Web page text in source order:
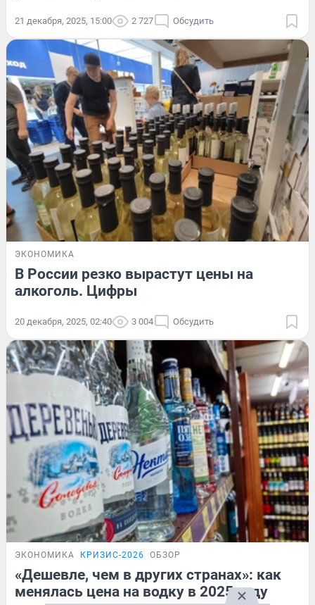
21 декабря, 2025, 15:00 2 727 Обсудить
ЭКОНОМИКА
В России резко вырастут цены на
алкоголь. Цифры
20 декабря, 2025, 02:40 3 004 Обсудить
ЭКОНОМИКА КРИЗИС-2026 ОБЗОР
«Дешевле, чем в других странах»: как
менялась цена на водку в 2025 году